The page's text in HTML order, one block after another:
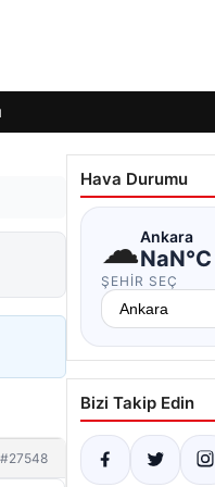
#27548
Hava Durumu
☁Ankara
NaN°C
ŞEHIR SEÇ
Bizi Takip Edin